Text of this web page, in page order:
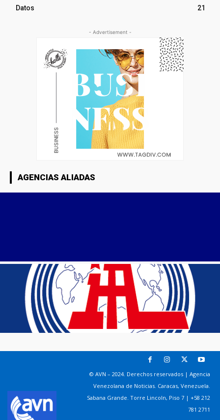
Datos
21
- Advertisement -
AGENCIAS ALIADAS
© AVN – 2024. Derechos reservados | Agencia
Venezolana de Noticias. Caracas, Venezuela.
Sabana Grande. Torre Lincoln, Piso 7 | +58 212
781 2711